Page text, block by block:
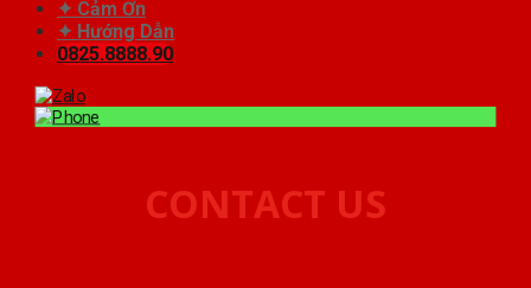
✦ Cảm Ơn
✦ Hướng Dẫn
0825.8888.90
CONTACT US